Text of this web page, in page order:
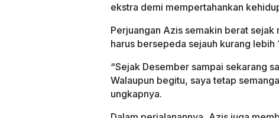
ekstra demi mempertahankan
Perjuangan Azis semakin berat
harus bersepeda sejauh kurang
“Sejak Desember sampai sekarang
Walaupun begitu, saya tetap
ungkapnya.